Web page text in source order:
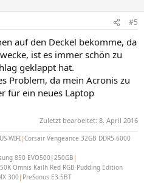
#5
auf den Deckel bekomme, da
ist es immer schön zu
geklappt hat.
Problem, da mein Acronis zu
für ein neues Laptop
Zuletzt bearbeitet: 8. April 2016
WIFI|Corsair Vengeance 32GB DDR5-6000
850 EVO500|250GB |
Omnis Kailh Red RGB Pudding Edition
300| PreSonus E3.5BT